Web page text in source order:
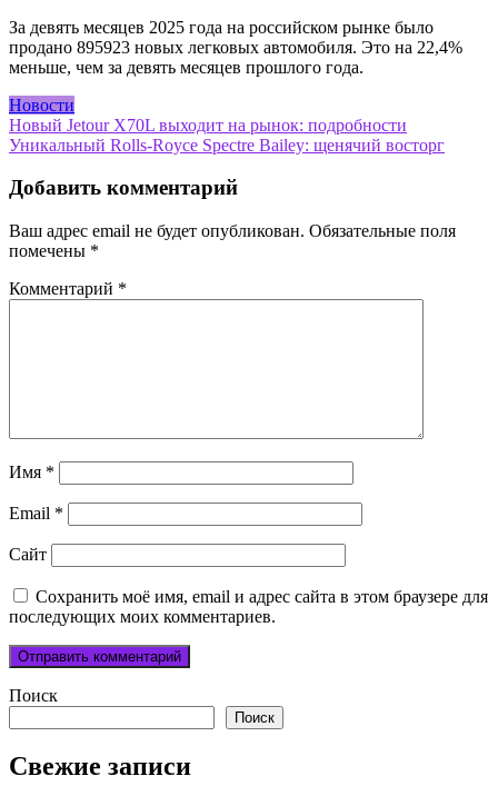
За девять месяцев 2025 года на российском рынке было
продано 895923 новых легковых автомобиля. Это на 22,4%
меньше, чем за девять месяцев прошлого года.
Новости
Навигация
по
записям
Новый Jetour X70L выходит на рынок: подробности
Уникальный Rolls-Royce Spectre Bailey: щенячий восторг
Добавить комментарий
Ваш адрес email не будет опубликован. Обязательные поля
помечены *
Комментарий *
Имя *
Email *
Сайт
Сохранить моё имя, email и адрес сайта в этом браузере для
последующих моих комментариев.
Поиск
Поиск
Свежие записи